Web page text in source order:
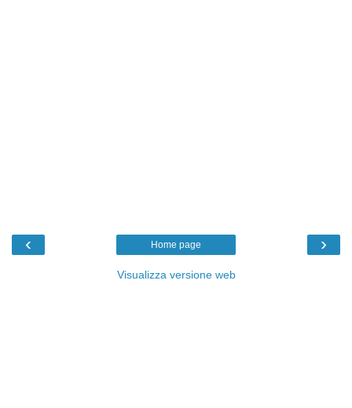
‹ ›
Home page
Visualizza versione web